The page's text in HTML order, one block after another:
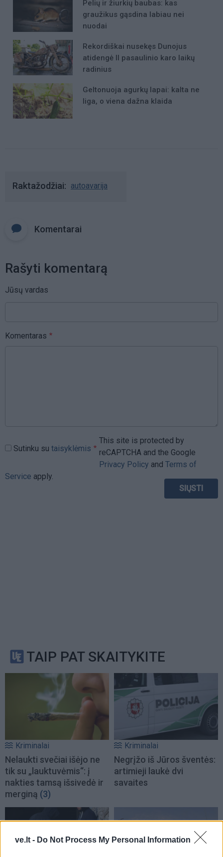
ve.lt - Do Not Process My Personal Information
Pelių ir žiurkių baubas: kas
graužikus gąsdina labiau nei
nuodai
Rekordiškai nusekęs Dunojus
atidengė II pasaulinio karo laikų
radinius
Geltonuoja agurkų lapai: kalta ne
liga, o viena dažna klaida
Raktažodžiai autoavarija
Komentarai
Rašyti komentarą
Jūsų vardas
Komentaras
Sutinku su taisyklėmis
This site is protected by
reCAPTCHA and the Google
Privacy Policy and Terms of
Service apply.
TAIP PAT SKAITYKITE
Kriminalai
Nelaukti svečiai išėjo ne
tik su „lauktuvėmis“: į
nakties tamsą išsivedė ir
merginą (3)
Kriminalai
Negrįžo iš Jūros šventės:
artimieji laukė dvi
savaites